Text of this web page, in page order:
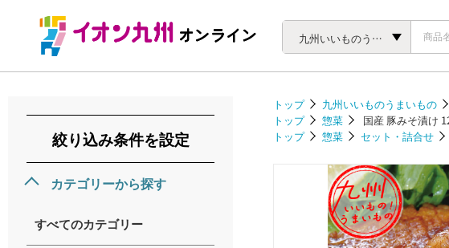
九州いいものうまいもの
絞り込み条件を設定
カテゴリーから探す
すべてのカテゴリー
トップ 九州いいものうまいもの
トップ
惣菜
国産 豚みそ漬け
トップ
惣菜 セット・詰合せ